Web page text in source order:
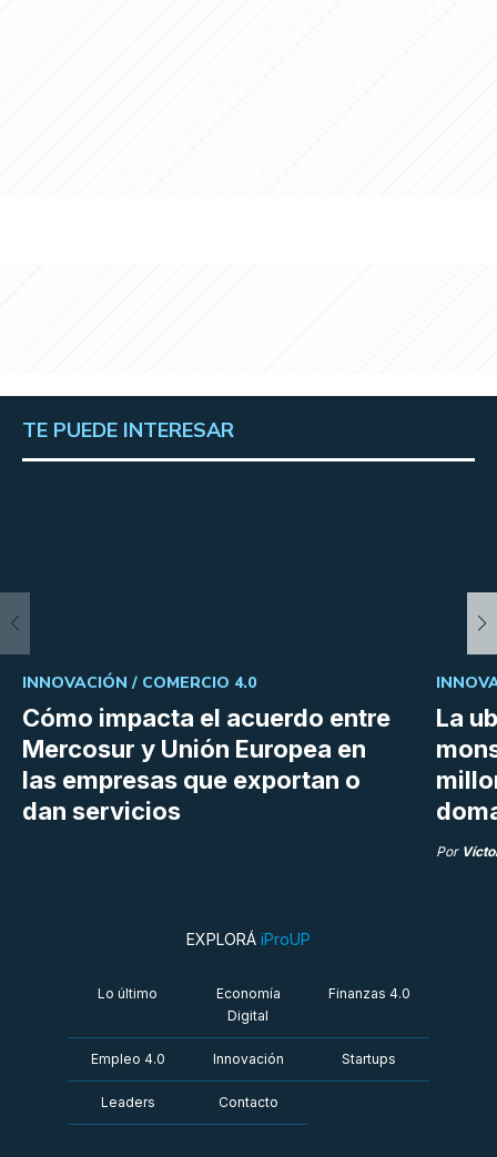
TE PUEDE INTERESAR
Cómo impacta el acuerdo entre
Mercosur y Unión Europea en
las empresas que exportan o
dan servicios
INNOVACIÓN / COMERCIO 4.0
La
Por
EXPLORÁ iProUP
Lo último
Economía
Digital
Finanzas 4.0
Empleo 4.0 Innovación Startups
Leaders Contacto